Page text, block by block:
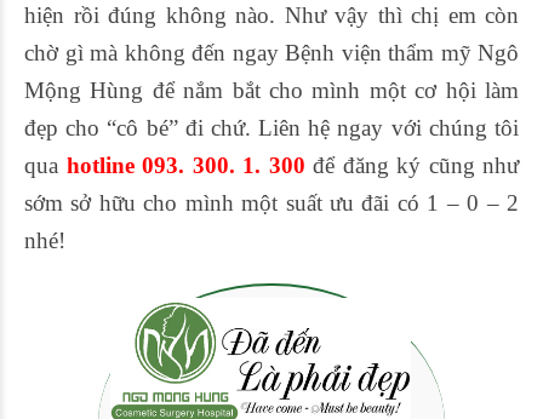
hiện rồi đúng không nào. Như vậy thì chị em còn
chờ gì mà không đến ngay Bệnh viện thẩm mỹ Ngô
Mộng Hùng để nắm bắt cho mình một cơ hội làm
đẹp cho “cô bé” đi chứ. Liên hệ ngay với chúng tôi
qua hotline 093. 300. 1. 300 để đăng ký cũng như
sớm sở hữu cho mình một suất ưu đãi có 1 – 0 – 2
nhé!